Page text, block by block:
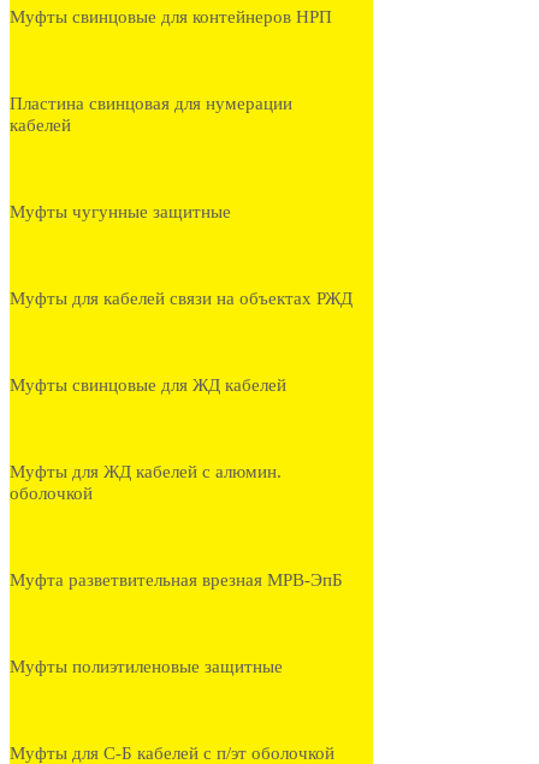
Муфты свинцовые для контейнеров НРП
Пластина свинцовая для нумерации
кабелей
Муфты чугунные защитные
Муфты для кабелей связи на объектах РЖД
Муфты свинцовые для ЖД кабелей
Муфты для ЖД кабелей с алюмин.
оболочкой
Муфта разветвительная врезная МРВ-ЭпБ
Муфты полиэтиленовые защитные
Муфты для С-Б кабелей с п/эт оболочкой